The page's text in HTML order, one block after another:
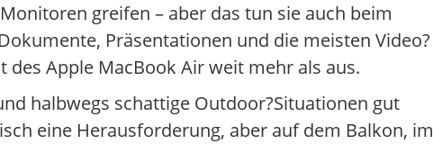
greifen – aber das tun sie auch beim
Präsentationen und die meisten Video?
Apple MacBook Air weit mehr als aus.
halbwegs schattige Outdoor?Situationen gut
eine Herausforderung, aber auf dem Balkon, im